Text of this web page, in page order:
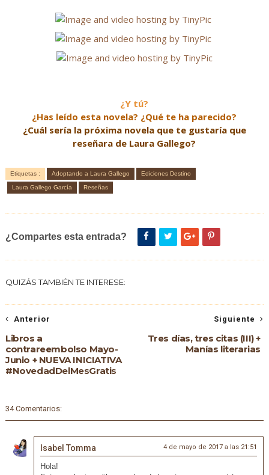
¿Y tú?
¿Has leído esta novela? ¿Qué te ha parecido?
¿Cuál sería la próxima novela que te gustaría que
reseñara de Laura Gallego?
Etiquetas : Adoptando a Laura Gallego Ediciones Destino
Laura Gallego García Reseñas
¿Compartes esta entrada?
QUIZÁS TAMBIÉN TE INTERESE:
Siguiente
Tres días, tres citas (III) +
Manías literarias
Anterior
Libros a
contrareembolso Mayo-
Junio + NUEVA INICIATIVA
#NovedadDelMesGratis
34 Comentarios:
Isabel Tomma 4 de mayo de 2017 a las 21:51
Hola!